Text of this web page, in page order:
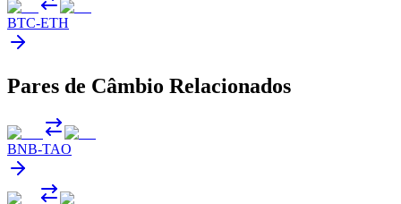
BTC-ETH
Pares de Câmbio Relacionados
BNB-TAO